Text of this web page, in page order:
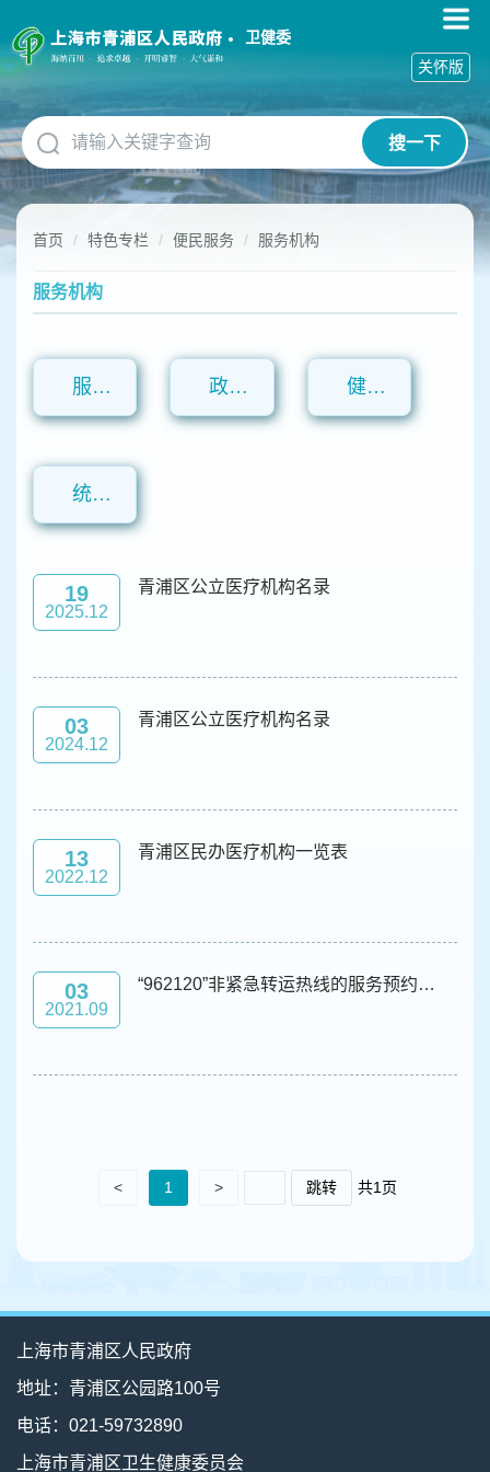
障
碍
作
说
明
跳
到
网
卫健委
搜一下
关怀版
首页 特色专栏 便民服务 服务机构
服务机构
服务机构 政策解读 健康保健
统计数据
19
2025.12
青浦区公立医疗机构名录
03
2024.12
青浦区公立医疗机构名录
13
2022.12
青浦区民办医疗机构一览表
03
2021.09
“962120”非紧急转运热线的服务预约功能简介
< 1 > 跳转 共1页
上海市青浦区人民政府
地址：青浦区公园路100号
电话：021-59732890
上海市青浦区卫生健康委员会